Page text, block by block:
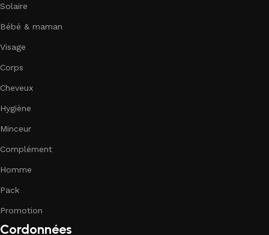
Solaire
Bébé & maman
Visage
Corps
Cheveux
Hygiène
Minceur
Complément
Homme
Pack
Promotion
Cordonnées